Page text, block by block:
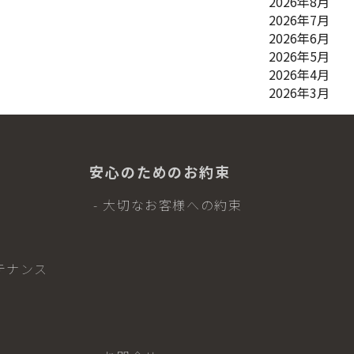
2026年7月
2026年6月
2026年5月
2026年4月
2026年3月
ンス
安心のためのお約束
- 大切なお客様への約束